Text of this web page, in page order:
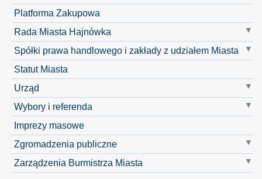
Platforma Zakupowa
Rada Miasta Hajnówka
Spółki prawa handlowego i zakłady z udziałem Miasta
Statut Miasta
Urząd
Wybory i referenda
Imprezy masowe
Zgromadzenia publiczne
Zarządzenia Burmistrza Miasta